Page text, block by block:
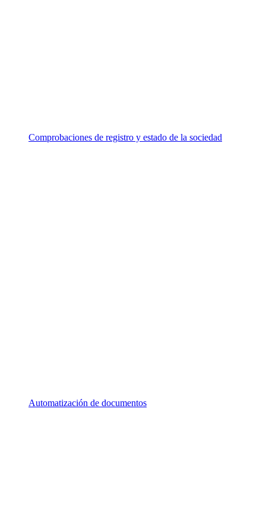
Comprobaciones de registro y estado de la sociedad
Automatización de documentos